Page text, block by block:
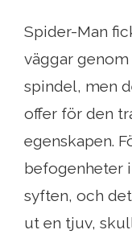
Spider-Man
väggar
spindel, men
offer för den
egenskapen.
befogenheter
syften, och
ut en tjuv,